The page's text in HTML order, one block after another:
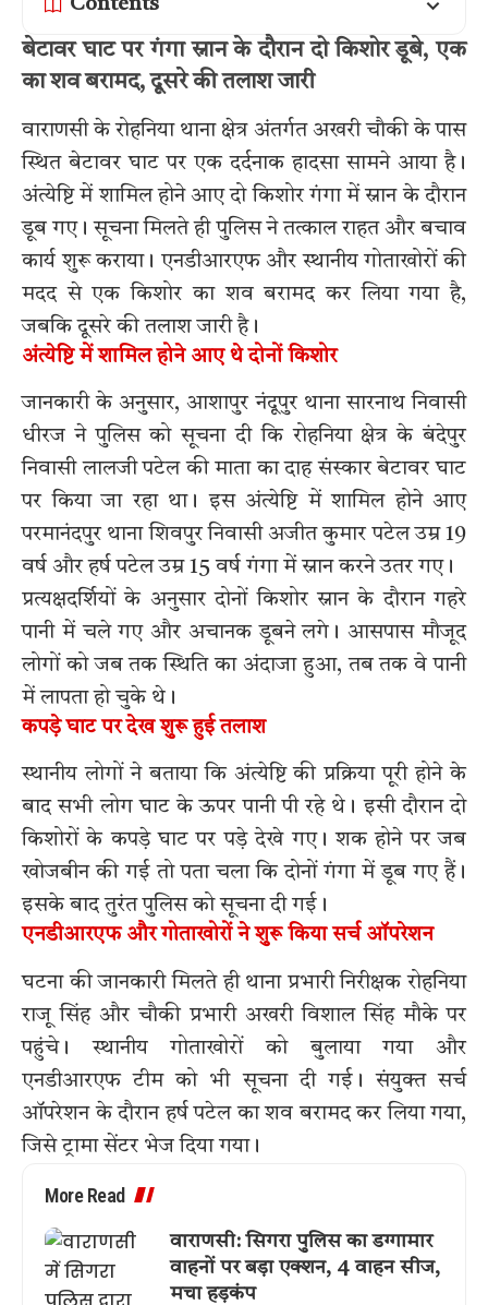
Contents
बेटावर घाट पर गंगा स्नान के दौरान दो किशोर डूबे, एक
का शव बरामद, दूसरे की तलाश जारी
वाराणसी के रोहनिया थाना क्षेत्र अंतर्गत अखरी चौकी के पास
स्थित बेटावर घाट पर एक दर्दनाक हादसा सामने आया है।
अंत्येष्टि में शामिल होने आए दो किशोर गंगा में स्नान के दौरान
डूब गए। सूचना मिलते ही पुलिस ने तत्काल राहत और बचाव
कार्य शुरू कराया। एनडीआरएफ और स्थानीय गोताखोरों की
मदद से एक किशोर का शव बरामद कर लिया गया है,
जबकि दूसरे की तलाश जारी है।
अंत्येष्टि में शामिल होने आए थे दोनों किशोर
जानकारी के अनुसार, आशापुर नंदूपुर थाना सारनाथ निवासी
धीरज ने पुलिस को सूचना दी कि रोहनिया क्षेत्र के बंदेपुर
निवासी लालजी पटेल की माता का दाह संस्कार बेटावर घाट
पर किया जा रहा था। इस अंत्येष्टि में शामिल होने आए
परमानंदपुर थाना शिवपुर निवासी अजीत कुमार पटेल उम्र 19
वर्ष और हर्ष पटेल उम्र 15 वर्ष गंगा में स्नान करने उतर गए।
प्रत्यक्षदर्शियों के अनुसार दोनों किशोर स्नान के दौरान गहरे
पानी में चले गए और अचानक डूबने लगे। आसपास मौजूद
लोगों को जब तक स्थिति का अंदाजा हुआ, तब तक वे पानी
में लापता हो चुके थे।
कपड़े घाट पर देख शुरू हुई तलाश
स्थानीय लोगों ने बताया कि अंत्येष्टि की प्रक्रिया पूरी होने के
बाद सभी लोग घाट के ऊपर पानी पी रहे थे। इसी दौरान दो
किशोरों के कपड़े घाट पर पड़े देखे गए। शक होने पर जब
खोजबीन की गई तो पता चला कि दोनों गंगा में डूब गए हैं।
इसके बाद तुरंत पुलिस को सूचना दी गई।
एनडीआरएफ और गोताखोरों ने शुरू किया सर्च ऑपरेशन
घटना की जानकारी मिलते ही थाना प्रभारी निरीक्षक रोहनिया
राजू सिंह और चौकी प्रभारी अखरी विशाल सिंह मौके पर
पहुंचे। स्थानीय गोताखोरों को बुलाया गया और
एनडीआरएफ टीम को भी सूचना दी गई। संयुक्त सर्च
ऑपरेशन के दौरान हर्ष पटेल का शव बरामद कर लिया गया,
जिसे ट्रामा सेंटर भेज दिया गया।
More Read
वाराणसी: सिगरा पुलिस का डग्गामार
वाहनों पर बड़ा एक्शन, 4 वाहन सीज,
मचा हड़कंप